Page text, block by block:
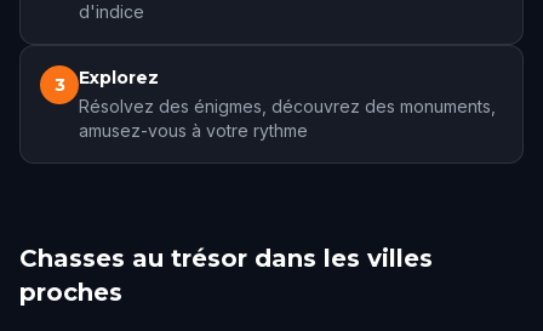
d'indice
3 Explorez
Résolvez des énigmes, découvrez des monuments,
amusez-vous à votre rythme
Chasses au trésor dans les villes
proches